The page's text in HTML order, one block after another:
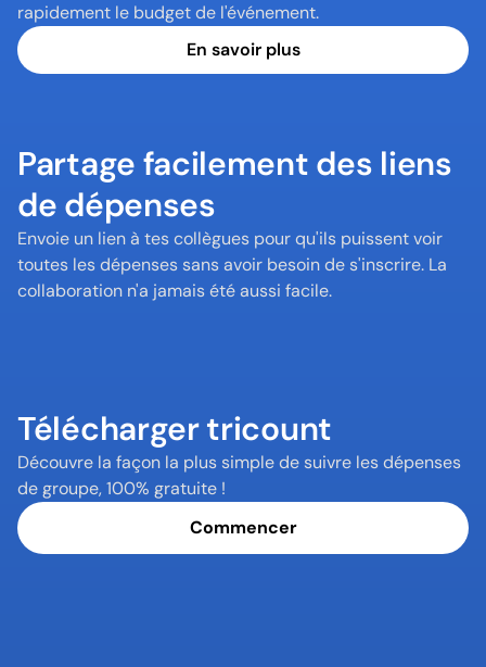
rapidement le budget de l'événement.
En savoir plus
Partage facilement des liens
de dépenses
Envoie un lien à tes collègues pour qu'ils puissent voir
toutes les dépenses sans avoir besoin de s'inscrire. La
collaboration n'a jamais été aussi facile.
Télécharger tricount
Découvre la façon la plus simple de suivre les dépenses
de groupe, 100% gratuite !
Commencer